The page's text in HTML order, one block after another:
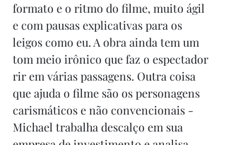
formato e o ritmo do filme, muito ágil
e com pausas explicativas para os
leigos como eu. A obra ainda tem um
tom meio irônico que faz o espectador
rir em várias passagens. Outra coisa
que ajuda o filme são os personagens
carismáticos e não convencionais -
Michael trabalha descalço em sua